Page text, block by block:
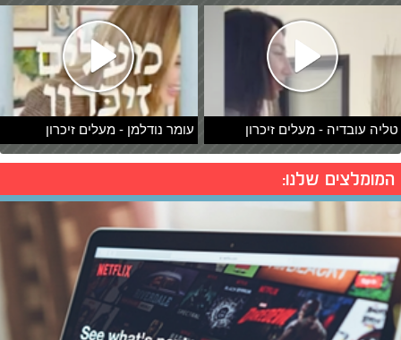
טליה עובדיה - מעלים זיכרון עומר נודלמן - מעלים זיכרון
המומלצים שלנו: